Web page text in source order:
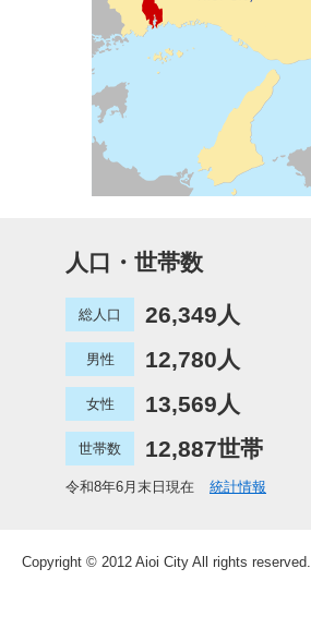
人口・世帯数
総人口 26,349人
男性 12,780人
女性 13,569人
世帯数 12,887世帯
令和8年6月末日現在 統計情報
Copyright © 2012 Aioi City All rights reserved.